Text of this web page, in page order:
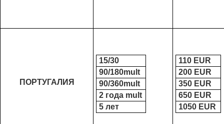
ПОРТУГАЛИЯ
15/30
90/180mult
90/360mult
2 года mult
5 лет
110 ЕUR
200 ЕUR
350 ЕUR
650 ЕUR
1050 ЕUR